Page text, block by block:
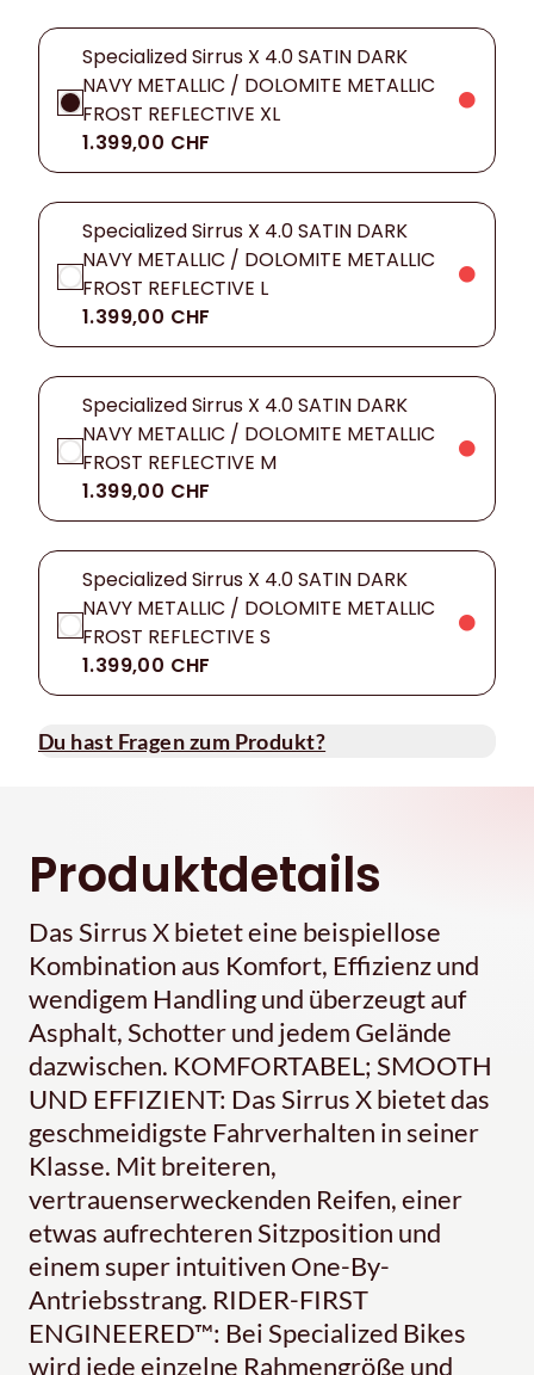
Specialized Sirrus X 4.0 SATIN DARK
NAVY METALLIC / DOLOMITE METALLIC
FROST REFLECTIVE XL
1.399,00 CHF
Specialized Sirrus X 4.0 SATIN DARK
NAVY METALLIC / DOLOMITE METALLIC
FROST REFLECTIVE L
1.399,00 CHF
Specialized Sirrus X 4.0 SATIN DARK
NAVY METALLIC / DOLOMITE METALLIC
FROST REFLECTIVE M
1.399,00 CHF
Specialized Sirrus X 4.0 SATIN DARK
NAVY METALLIC / DOLOMITE METALLIC
FROST REFLECTIVE S
1.399,00 CHF
Du hast Fragen zum Produkt?
Produktdetails
Das Sirrus X bietet eine beispiellose
Kombination aus Komfort, Effizienz und
wendigem Handling und überzeugt auf
Asphalt, Schotter und jedem Gelände
dazwischen. KOMFORTABEL; SMOOTH
UND EFFIZIENT: Das Sirrus X bietet das
geschmeidigste Fahrverhalten in seiner
Klasse. Mit breiteren,
vertrauenserweckenden Reifen, einer
etwas aufrechteren Sitzposition und
einem super intuitiven One-By-
Antriebsstrang. RIDER-FIRST
ENGINEERED™: Bei Specialized Bikes
wird jede einzelne Rahmengröße und